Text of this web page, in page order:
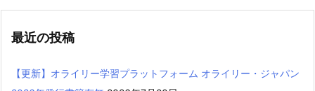
最近の投稿
【更新】オライリー学習プラットフォーム オライリー・ジャパン